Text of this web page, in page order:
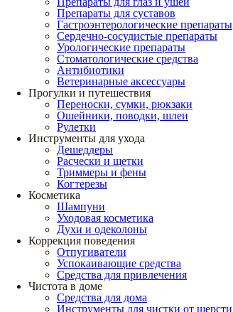
Препараты для суставов
Гастроэнтерологические препараты
Сердечно-сосудистые препараты
Урологические препараты
Стоматологические средства
Антибиотики
Ветеринарные аксессуары
Прогулки и путешествия
Переноски, сумки, рюкзаки
Ошейники, поводки, шлеи
Рулетки
Инструменты для ухода
Дешеддеры
Расчески и щетки
Триммеры и фены
Когтерезы
Косметика
Шампуни
Уходовая косметика
Духи и одеколоны
Коррекция поведения
Отпугиватели
Успокаивающие средства
Средства для привлечения
Чистота в доме
Средства для дома
Инструменты для чистки от шерсти